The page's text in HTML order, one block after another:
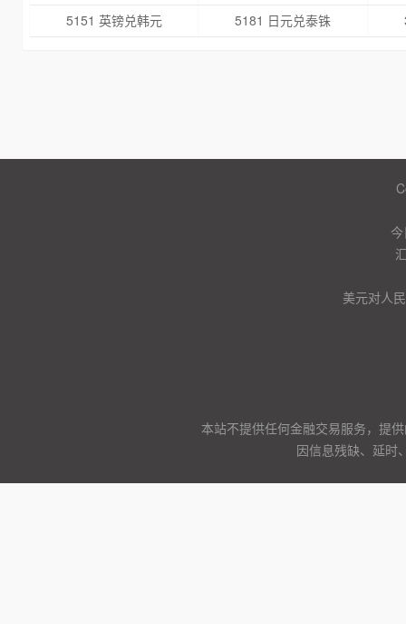
5151 英镑兑韩元
5181 日元兑泰铢
美元对人
本站不提供任何金融交易服务，提
因信息残缺、延时